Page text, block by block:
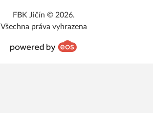
FBK Jičín © 2026.
Všechna práva vyhrazena